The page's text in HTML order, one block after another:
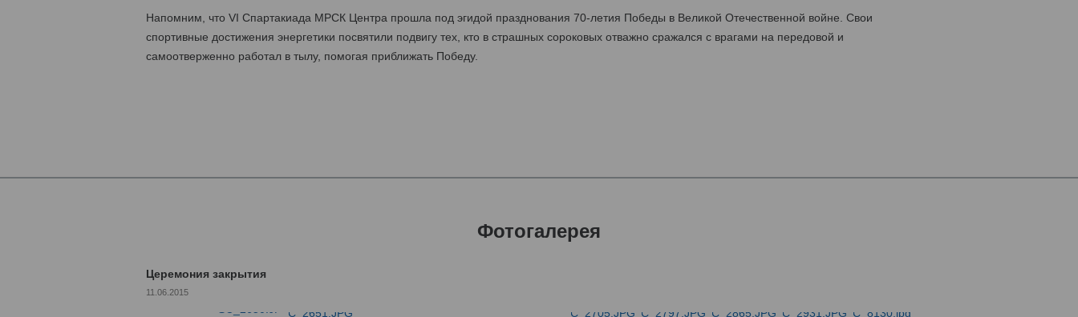
Напомним, что VI Cпартакиада МРСК Центра прошла под эгидой празднования 70-летия Победы в Великой Отечественной войне. Свои
спортивные достижения энергетики посвятили подвигу тех, кто в страшных сороковых отважно сражался с врагами на передовой и
самоотверженно работал в тылу, помогая приближать Победу.
Фотогалерея
Церемония закрытия
11.06.2015